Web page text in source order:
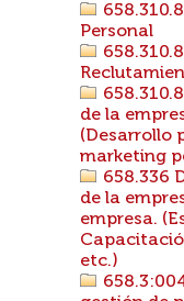
Personal
de la
(Desarrollo
marketing
658.336
de la
empresa.
etc.)